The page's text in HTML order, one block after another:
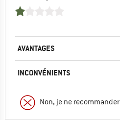
AVANTAGES
INCONVÉNIENTS
Non, je ne